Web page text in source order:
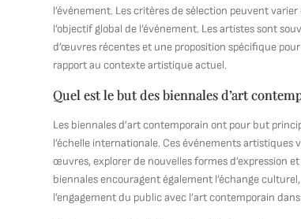
l’événement. Les critères de sélection peuvent
l’objectif global de l’événement. Les artistes sont
d’œuvres récentes et une proposition spécifique
rapport au contexte artistique actuel.
Quel est le but des biennales d’art
Les biennales d’art contemporain ont pour but
l’échelle internationale. Ces événements
œuvres, explorer de nouvelles formes d’expression
biennales encouragent également l’échange
l’engagement du public avec l’art contemporain